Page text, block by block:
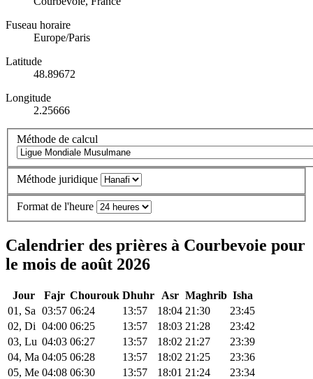
Fuseau horaire
Europe/Paris
Latitude
48.89672
Longitude
2.25666
Méthode de calcul
Méthode juridique
Format de l'heure
Calendrier des prières à Courbevoie pour
le mois de août 2026
Jour Fajr Chourouk Dhuhr Asr Maghrib Isha
01, Sa 03:57 06:24 13:57 18:04 21:30
23:45
02, Di 04:00 06:25 13:57 18:03 21:28
23:42
03, Lu 04:03 06:27 13:57 18:02 21:27
23:39
04, Ma 04:05 06:28 13:57 18:02 21:25
23:36
05, Me 04:08 06:30 13:57 18:01 21:24
23:34